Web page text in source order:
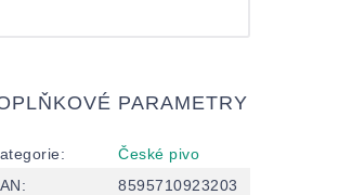
PARAMETRY
:
České pivo
:
8595710923203